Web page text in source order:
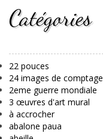
Catégories
22 pouces
24 images de comptage
2eme guerre mondiale
3 œuvres d'art mural
à accrocher
abalone paua